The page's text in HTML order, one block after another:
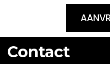
Contact